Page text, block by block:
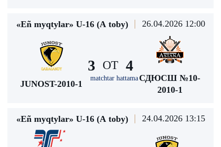
«Eñ myqtylar» U-16 (А toby) 26.04.2026 12:00
JUNOST-2010-1
3 ОТ
matchtar hattama
4
СДЮСШ №10-
2010-1
«Eñ myqtylar» U-16 (А toby) 24.04.2026 13:15